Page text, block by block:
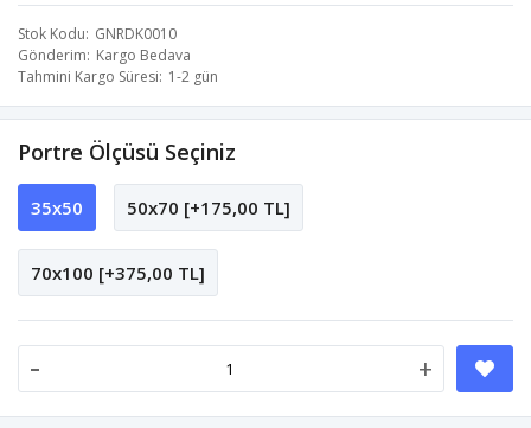
Stok Kodu GNRDK0010
Gönderim Kargo Bedava
Tahmini Kargo Süresi 1-2 gün
Portre Ölçüsü Seçiniz
35x50 50x70 [+175,00 TL]
70x100 [+375,00 TL]
- +